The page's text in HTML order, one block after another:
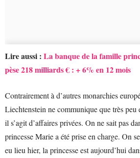
Lire aussi : La banque de la famille
pèse 218 milliards € : + 6% en 12 mois
Contrairement à d’autres monarchies
Liechtenstein ne communique que très peu
il s’agit d’affaires privées. On ne sait pas
princesse Marie a été prise en charge. On
eu lieu hier, la princesse est aujourd’hui